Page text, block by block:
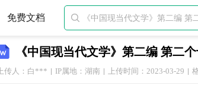
免费文档 
《中国现当代文学》第二编 第二
上传人：白*** IP属地：湖南 上传时间：2023-03-29